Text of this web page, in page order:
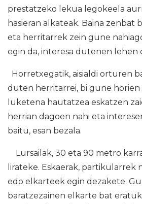
prestatzeko lekua legokeela
hasieran alkateak. Baina zenbat
eta herritarrek zein gune
egin da, interesa dutenen lehen
Horretxegatik, aisialdi orturen
duten herritarrei, bi gune horien
luketena hautatzea eskatzen
herrian dagoen nahi eta
baitu, esan bezala.
Lursailak, 30 eta 90 metro
lirateke. Eskaerak, partikularrek
edo elkarteek egin dezakete.
baratzezainen elkarte bat